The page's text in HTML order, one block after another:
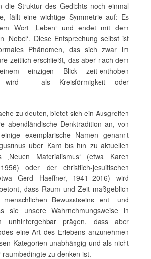
die Struktur des Gedichts noch einmal
fällt eine wichtige Symmetrie auf: Es
Wort ‚Leben‘ und endet mit dem
‚Nebel‘. Diese Entsprechung selbst ist
Phänomen, das sich zwar im
zeitlich erschließt, das aber nach dem
einzigen Blick zeit-enthoben
wird – als Kreisförmigkeit oder
zu deuten, bietet sich ein Ausgreifen
abendländische Denktradition an, von
exemplarische Namen genannt
über Kant bis hin zu aktuellen
‚Neuen Materialismus‘ (etwa Karen
oder der christlich-jesuitischen
Gerd Haeffner, 1941–2016) wird
dass Raum und Zeit maßgeblich
Bewusstseins ent- und
sie unsere Wahrnehmungsweise in
unhintergehbar prägen, dass aber
eine Art des Erlebens anzunehmen
Kategorien unabhängig und als nicht
raumbedingte zu denken ist.